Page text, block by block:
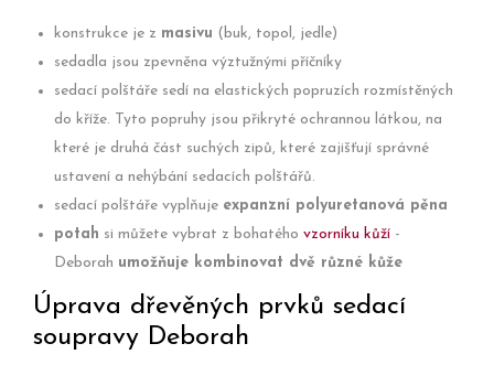
konstrukce je z masivu (buk, topol, jedle)
sedadla jsou zpevněna výztužnými příčníky
sedací polštáře sedí na elastických popruzích rozmístěných
do kříže. Tyto popruhy jsou přikryté ochrannou látkou, na
které je druhá část suchých zipů, které zajišťují správné
ustavení a nehýbání sedacích polštářů.
sedací polštáře vyplňuje expanzní polyuretanová pěna
potah si můžete vybrat z bohatého vzorníku kůží -
Deborah umožňuje kombinovat dvě různé kůže
Úprava dřevěných prvků sedací
soupravy Deborah